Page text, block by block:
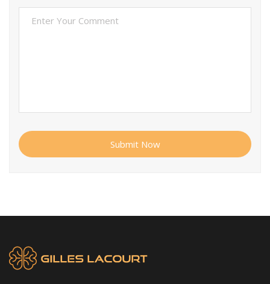
Submit Now